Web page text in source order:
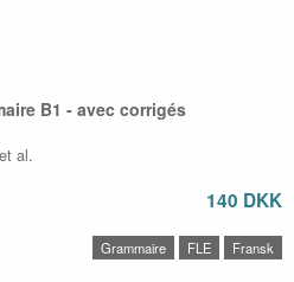
B1 - avec corrigés
al.
140 DKK
Grammaire FLE Fransk